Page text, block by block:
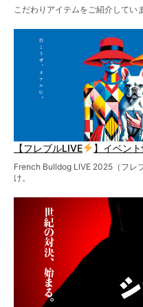
こだわりアイテムをご紹介してい
【フレブルLIVE 】イベン
French Bulldog LIVE 2025（フレ
け。